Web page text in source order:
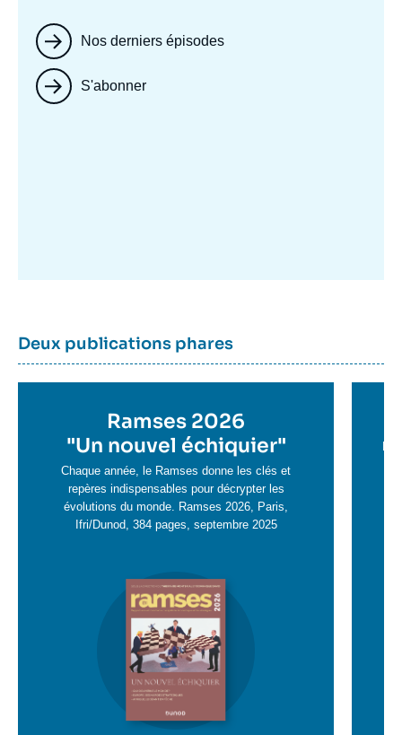
Nos derniers épisodes
S'abonner
Dernière
parutions
Titre
container
Deux publications phares
en
savoir
plus
Ramses 2026
"Un nouvel échiquier"
Chaque année, le Ramses donne les clés et
repères indispensables pour décrypter les
évolutions du monde. Ramses 2026, Paris,
Ifri/Dunod, 384 pages, septembre 2025